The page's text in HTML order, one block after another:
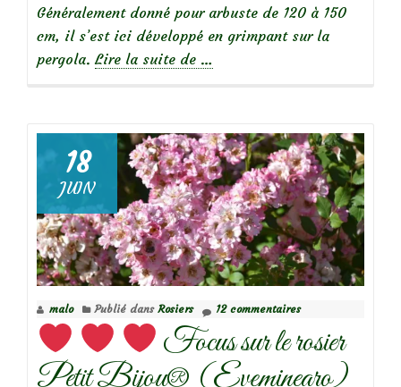
Généralement donné pour arbuste de 120 à 150
cm, il s’est ici développé en grimpant sur la
pergola. Lire la suite de à
Focus
sur
le
rosier
Parkzauber
…
18
JUIN
malo Publié dans Rosiers 12 commentaires
Focus sur le rosier
Petit Bijou® (Eveminearo)